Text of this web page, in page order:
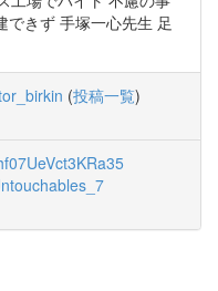
できず 手塚一心先生 足
(投稿一覧)